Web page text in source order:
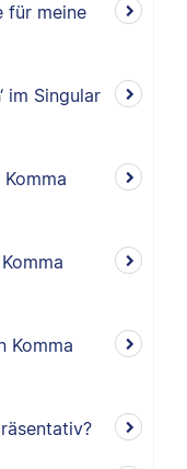
für meine
im Singular
Komma
Komma